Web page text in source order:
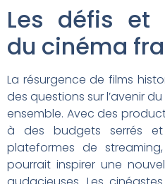
Les défis et
du cinéma
La résurgence de films
des questions sur l’avenir
ensemble. Avec des
à des budgets serrés
plateformes de
pourrait inspirer une